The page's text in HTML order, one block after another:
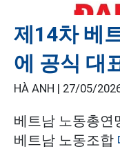
제14차 베
에 공식 대
HÀ ANH | 27/05/
베트남 노동총연
베트남 노동조합